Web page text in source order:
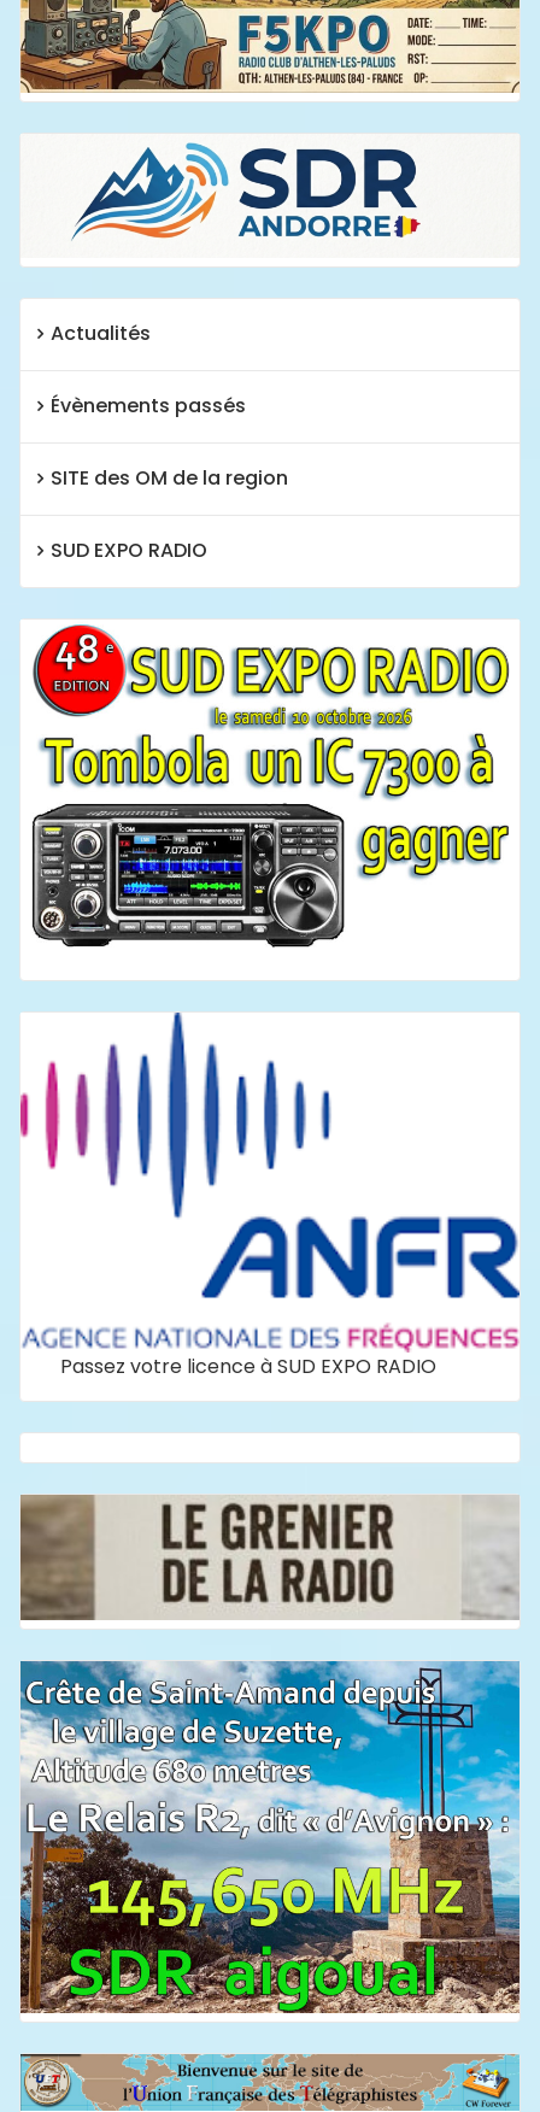
Actualités
Évènements passés
SITE des OM de la region
SUD EXPO RADIO
Passez votre licence à SUD EXPO RADIO